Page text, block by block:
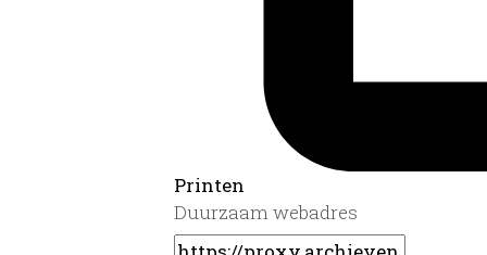
Printen
Duurzaam webadres